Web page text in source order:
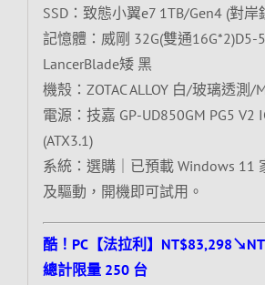
SSD：致態小翼e7 1TB/Gen4 (對
記憶體：威剛 32G(雙通16G*2)D5-
LancerBlade矮 黑
機殼：ZOTAC ALLOY 白/玻璃透測/
電源：技嘉 GP-UD850GM PG5 V2
(ATX3.1)
系統：選購｜已預載 Windows 11
及驅動，開機即可試用。
酷！PC【法拉利】
總計限量 250 台